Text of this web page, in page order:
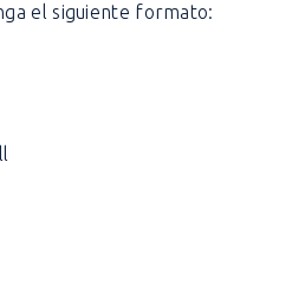
el siguiente formato: